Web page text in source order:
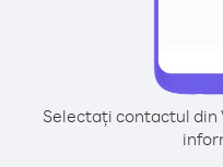
Selectați contactul din